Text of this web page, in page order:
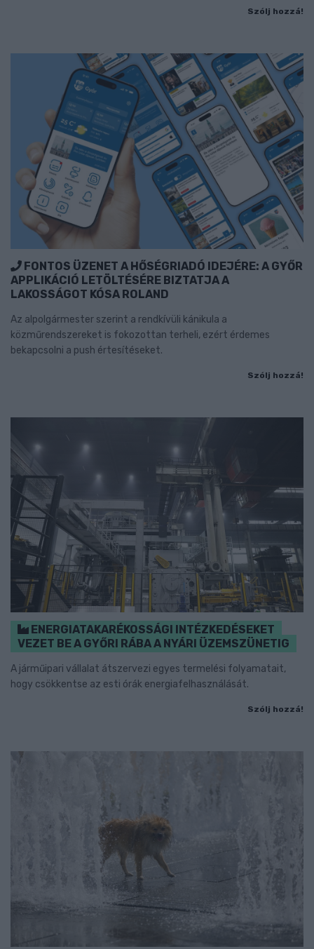
Szólj hozzá!
FONTOS ÜZENET A HŐSÉGRIADÓ IDEJÉRE: A GYŐR
APPLIKÁCIÓ LETÖLTÉSÉRE BIZTATJA A
LAKOSSÁGOT KÓSA ROLAND
Az alpolgármester szerint a rendkívüli kánikula a
közműrendszereket is fokozottan terheli, ezért érdemes
bekapcsolni a push értesítéseket.
Szólj hozzá!
ENERGIATAKARÉKOSSÁGI INTÉZKEDÉSEKET
VEZET BE A GYŐRI RÁBA A NYÁRI ÜZEMSZÜNETIG
A járműipari vállalat átszervezi egyes termelési folyamatait,
hogy csökkentse az esti órák energiafelhasználását.
Szólj hozzá!